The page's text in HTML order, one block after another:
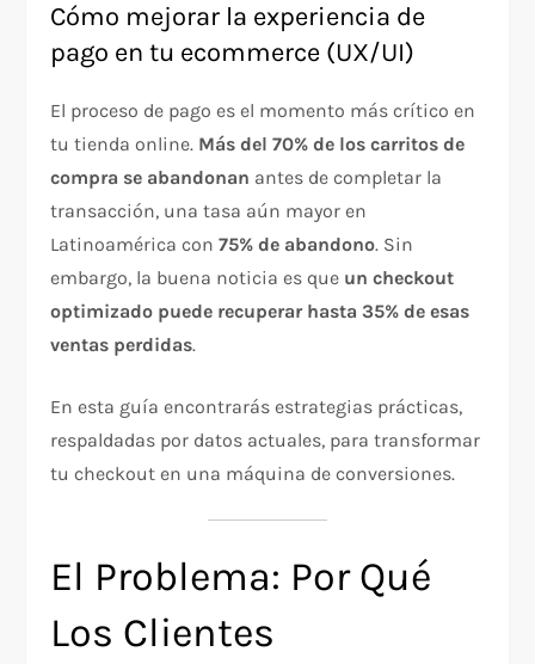
Cómo mejorar la experiencia de
pago en tu ecommerce (UX/UI)
El proceso de pago es el momento más crítico en
tu tienda online. Más del 70% de los carritos de
compra se abandonan antes de completar la
transacción, una tasa aún mayor en
Latinoamérica con75% de abandono. Sin
embargo, la buena noticia es que un checkout
optimizado puede recuperar hasta 35% de esas
ventas perdidas.​
En esta guía encontrarás estrategias prácticas,
respaldadas por datos actuales, para transformar
tu checkout en una máquina de conversiones.
El Problema: Por Qué
Los Clientes